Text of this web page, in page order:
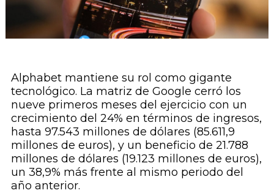
Alphabet mantiene su rol como gigante
tecnológico. La matriz de Google cerró los
nueve primeros meses del ejercicio con un
crecimiento del 24% en términos de ingresos,
hasta 97.543 millones de dólares (85.611,9
millones de euros), y un beneficio de 21.788
millones de dólares (19.123 millones de euros),
un 38,9% más frente al mismo periodo del
año anterior.